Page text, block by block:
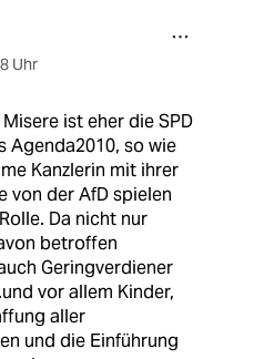
Uhr
ist eher die SPD
Agenda2010, so wie
Kanzlerin mit ihrer
von der AfD spielen
Da nicht nur
betroffen
Geringverdiener
vor allem Kinder,
aller
und die Einführung